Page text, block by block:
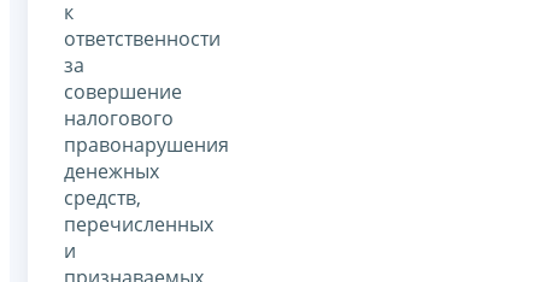
к
ответственности
за
совершение
налогового
правонарушения
денежных
средств,
перечисленных
и